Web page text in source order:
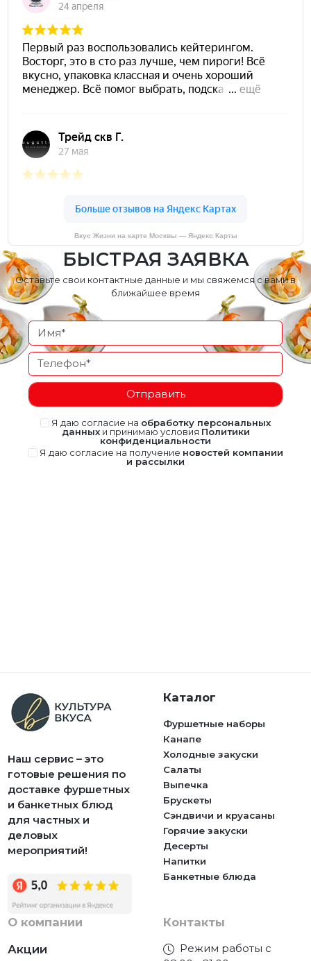
Вкус Жизни на карте Москвы — Яндекс Карты
БЫСТРАЯ ЗАЯВКА
Оставьте свои контактные данные и мы свяжемся с вами в
ближайшее время
Отправить
Я даю согласие на обработку персональных
данныхи принимаю условия Политики
конфиденциальности
Я даю согласие на получение новостей компании
и рассылки
Наш сервис – это
готовые решения по
доставке фуршетных
и банкетных блюд
для частных и
деловых
мероприятий!
Каталог
Фуршетные наборы
Канапе
Холодные закуски
Салаты
Выпечка
Брускеты
Сэндвичи и круасаны
Горячие закуски
Десерты
Напитки
Банкетные блюда
О компании
Акции
Контакты
Режим работы с